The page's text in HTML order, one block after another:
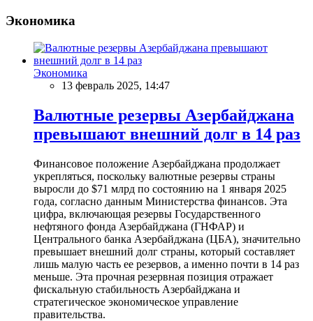
Экономика
Экономика
13 февраль 2025, 14:47
Валютные резервы Азербайджана
превышают внешний долг в 14 раз
Финансовое положение Азербайджана продолжает
укрепляться, поскольку валютные резервы страны
выросли до $71 млрд по состоянию на 1 января 2025
года, согласно данным Министерства финансов. Эта
цифра, включающая резервы Государственного
нефтяного фонда Азербайджана (ГНФАР) и
Центрального банка Азербайджана (ЦБА), значительно
превышает внешний долг страны, который составляет
лишь малую часть ее резервов, а именно почти в 14 раз
меньше. Эта прочная резервная позиция отражает
фискальную стабильность Азербайджана и
стратегическое экономическое управление
правительства.